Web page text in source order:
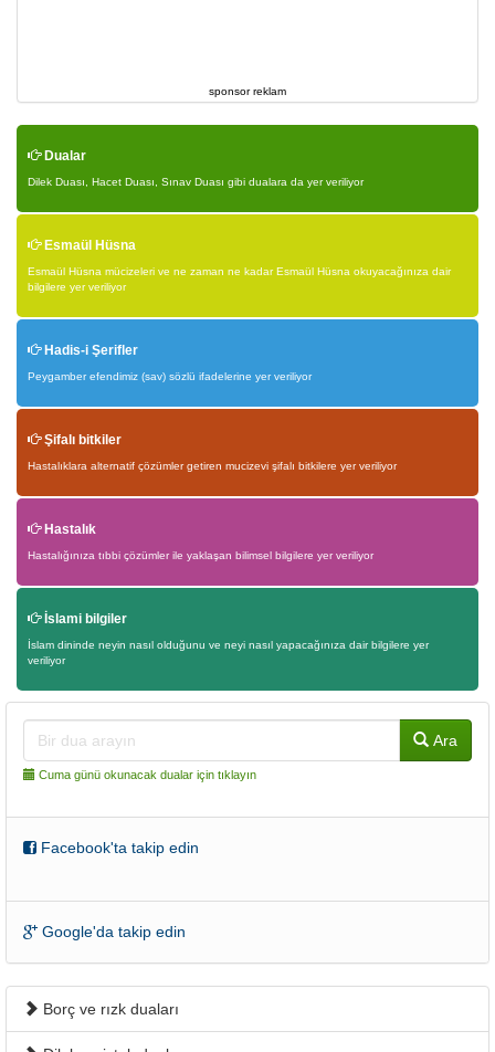
sponsor reklam
Dualar
Dilek Duası, Hacet Duası, Sınav Duası gibi dualara da yer veriliyor
Esmaül Hüsna
Esmaül Hüsna mücizeleri ve ne zaman ne kadar Esmaül Hüsna okuyacağınıza dair
bilgilere yer veriliyor
Hadis-i Şerifler
Peygamber efendimiz (sav) sözlü ifadelerine yer veriliyor
Şifalı bitkiler
Hastalıklara alternatif çözümler getiren mucizevi şifalı bitkilere yer veriliyor
Hastalık
Hastalığınıza tıbbi çözümler ile yaklaşan bilimsel bilgilere yer veriliyor
İslami bilgiler
İslam dininde neyin nasıl olduğunu ve neyi nasıl yapacağınıza dair bilgilere yer
veriliyor
Ara
Cuma günü okunacak dualar için tıklayın
Facebook'ta takip edin
Google'da takip edin
Borç ve rızk duaları